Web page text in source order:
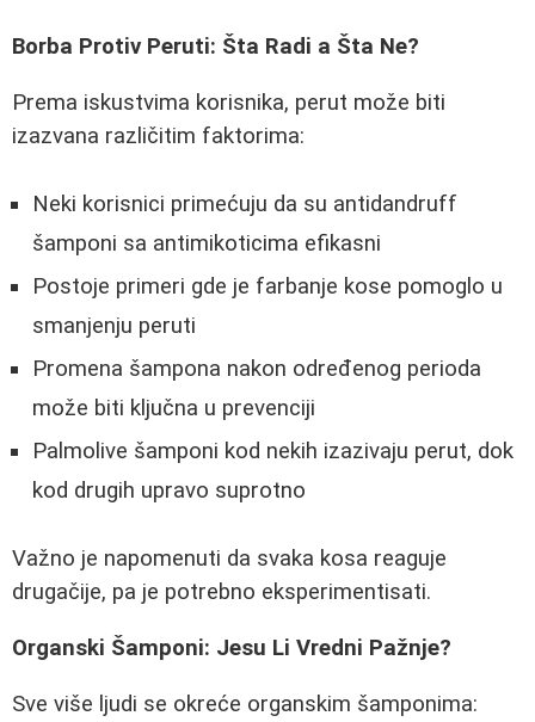
Borba Protiv Peruti: Šta Radi a Šta Ne?
Prema iskustvima korisnika, perut može biti
izazvana različitim faktorima:
Neki korisnici primećuju da su antidandruff
šamponi sa antimikoticima efikasni
Postoje primeri gde je farbanje kose pomoglo u
smanjenju peruti
Promena šampona nakon određenog perioda
može biti ključna u prevenciji
Palmolive šamponi kod nekih izazivaju perut, dok
kod drugih upravo suprotno
Važno je napomenuti da svaka kosa reaguje
drugačije, pa je potrebno eksperimentisati.
Organski Šamponi: Jesu Li Vredni Pažnje?
Sve više ljudi se okreće organskim šamponima: